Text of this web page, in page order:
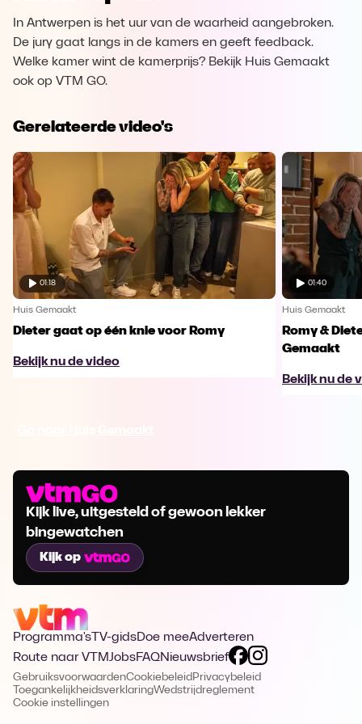
In Antwerpen is het uur van de waarheid aangebroken.
De jury gaat langs in de kamers en geeft feedback.
Welke kamer wint de kamerprijs? Bekijk Huis Gemaakt
ook op VTM GO.
Gerelateerde video's
01:18
Huis Gemaakt
Dieter gaat op één knie voor Romy
Bekijk nu de video
01:40
Huis Gemaakt
Romy &
Gemaakt
Bekijk nu de
Kijk live, uitgesteld of gewoon lekker
bingewatchen
Kijk op
Programma's TV-gidsDoe meeAdverteren
Route naar VTMJobsFAQNieuwsbrief
GebruiksvoorwaardenCookiebeleid Privacybeleid
ToegankelijkheidsverklaringWedstrijdreglement
Cookie instellingen